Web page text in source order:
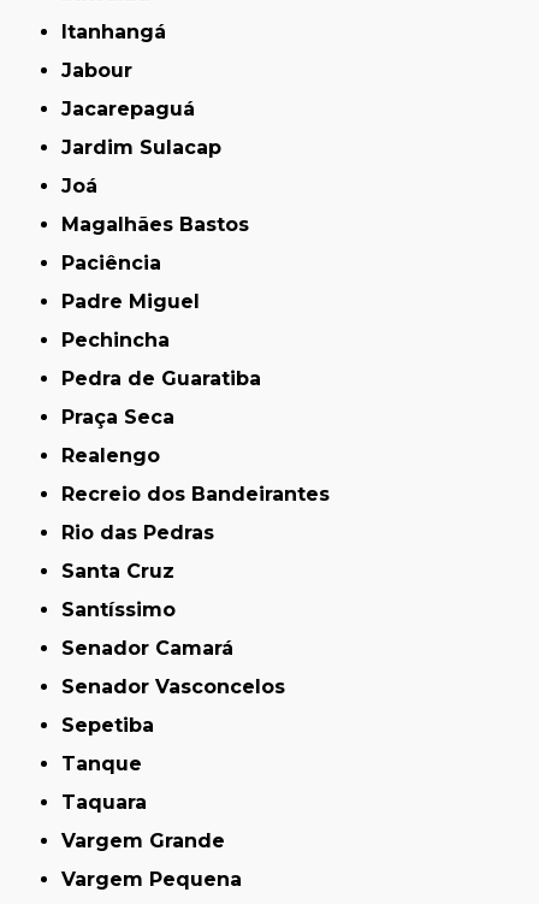
Itanhangá
Jabour
Jacarepaguá
Jardim Sulacap
Joá
Magalhães Bastos
Paciência
Padre Miguel
Pechincha
Pedra de Guaratiba
Praça Seca
Realengo
Recreio dos Bandeirantes
Rio das Pedras
Santa Cruz
Santíssimo
Senador Camará
Senador Vasconcelos
Sepetiba
Tanque
Taquara
Vargem Grande
Vargem Pequena